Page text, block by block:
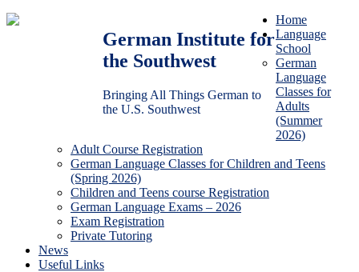
German Institute for
the Southwest
Bringing All Things German to
the U.S. Southwest
Home
Language
School
German
Language
Classes for
Adults
(Summer
2026)
Adult Course Registration
German Language Classes for Children and Teens
(Spring 2026)
Children and Teens course Registration
German Language Exams – 2026
Exam Registration
Private Tutoring
News
Useful Links